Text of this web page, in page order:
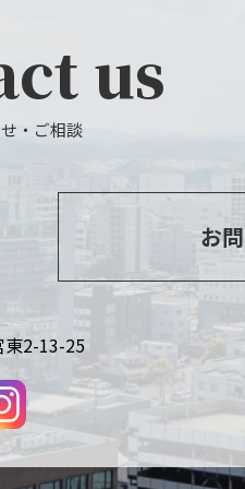
us
・ご相談
お
東2-13-25